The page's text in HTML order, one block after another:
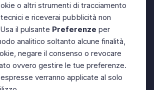
o altri strumenti di tracciamento
e riceverai pubblicità non
il pulsante Preferenze per
analitico soltanto alcune finalità,
negare il consenso o revocare
ovvero gestire le tue preferenze.
verranno applicate al solo